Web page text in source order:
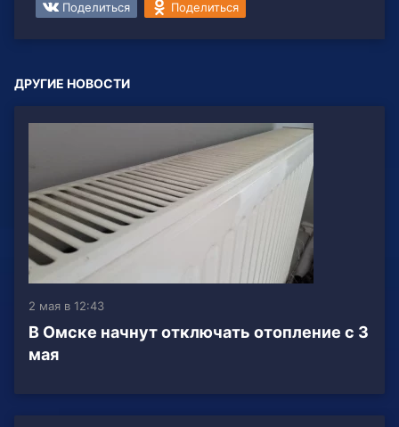
Поделиться Поделиться
ДРУГИЕ НОВОСТИ
2 мая в 12:43
В Омске начнут отключать отопление с 3
мая